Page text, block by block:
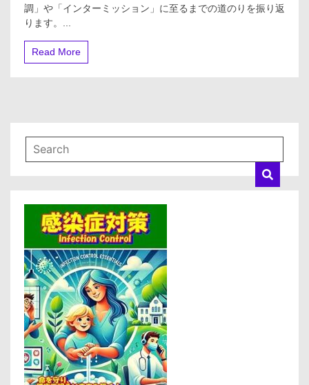
テ
調」や「インターミッション」に至るまでの道のりを振り返
ります。...
Read More